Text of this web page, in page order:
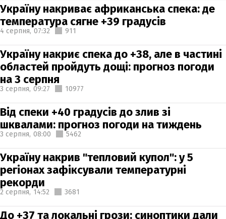
Україну накриває африканська спека: де
температура сягне +39 градусів
4 серпня, 07:32 911
Україну накриє спека до +38, але в частині
областей пройдуть дощі: прогноз погоди
на 3 серпня
3 серпня, 09:27 10977
Від спеки +40 градусів до злив зі
шквалами: прогноз погоди на тиждень
3 серпня, 08:00 5462
Україну накрив "тепловий купол": у 5
регіонах зафіксували температурні
рекорди
2 серпня, 14:52 3681
До +37 та локальні грози: синоптики дали